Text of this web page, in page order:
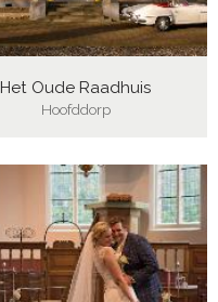
Het Oude Raadhuis
Hoofddorp